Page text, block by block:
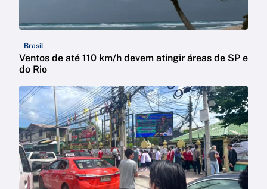
Brasil
Ventos de até 110 km/h devem atingir áreas de SP e
do Rio